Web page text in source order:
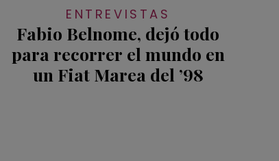
ENTREVISTAS
Fabio Belnome, dejó todo
para recorrer el mundo en
un Fiat Marea del ’98